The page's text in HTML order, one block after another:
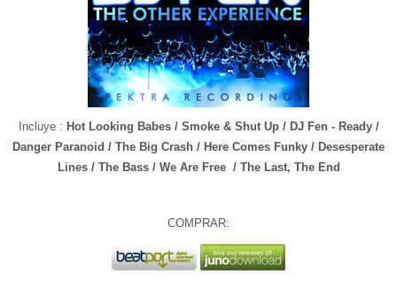
Incluye : Hot Looking Babes / Smoke & Shut Up / DJ Fen - Ready /
Danger Paranoid / The Big Crash / Here Comes Funky / Desesperate
Lines / The Bass / We Are Free / The Last, The End
COMPRAR: